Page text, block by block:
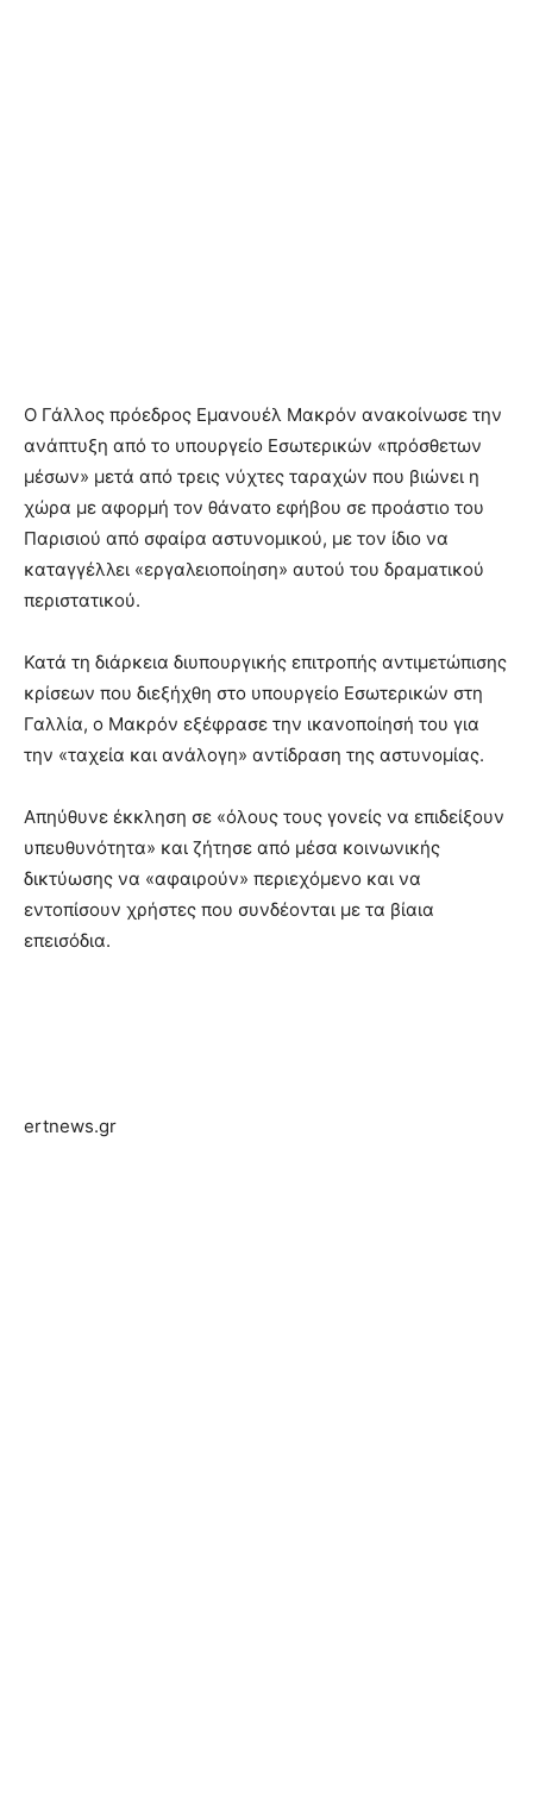
Ο Γάλλος πρόεδρος Εμανουέλ Μακρόν ανακοίνωσε την
ανάπτυξη από το υπουργείο Εσωτερικών «πρόσθετων
μέσων» μετά από τρεις νύχτες ταραχών που βιώνει η
χώρα με αφορμή τον θάνατο εφήβου σε προάστιο του
Παρισιού από σφαίρα αστυνομικού, με τον ίδιο να
καταγγέλλει «εργαλειοποίηση» αυτού του δραματικού
περιστατικού.
Κατά τη διάρκεια διυπουργικής επιτροπής αντιμετώπισης
κρίσεων που διεξήχθη στο υπουργείο Εσωτερικών στη
Γαλλία, ο Μακρόν εξέφρασε την ικανοποίησή του για
την «ταχεία και ανάλογη» αντίδραση της αστυνομίας.
Απηύθυνε έκκληση σε «όλους τους γονείς να επιδείξουν
υπευθυνότητα» και ζήτησε από μέσα κοινωνικής
δικτύωσης να «αφαιρούν» περιεχόμενο και να
εντοπίσουν χρήστες που συνδέονται με τα βίαια
επεισόδια.
ertnews.gr